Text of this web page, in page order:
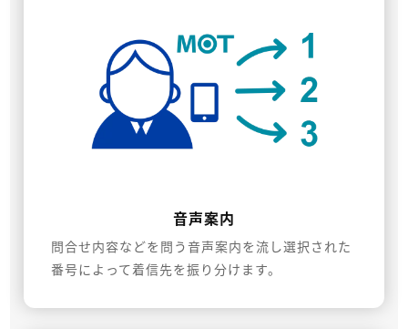
音声案内
問合せ内容などを問う音声案内を流し選択された
番号によって着信先を振り分けます。